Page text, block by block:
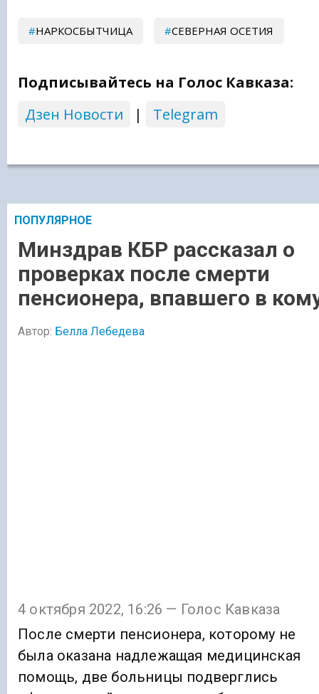
НАРКОСБЫТЧИЦА СЕВЕРНАЯ ОСЕТИЯ
Подписывайтесь на Голос Кавказа:
Дзен Новости
| Telegram
ПОПУЛЯРНОЕ
Минздрав КБР рассказал о
проверках после смерти
пенсионера, впавшего в
Автор: Белла Лебедева
4 октября 2022, 16:26 — Голос Кавказа
После смерти пенсионера, которому не
была оказана надлежащая медицинская
помощь, две больницы подверглись